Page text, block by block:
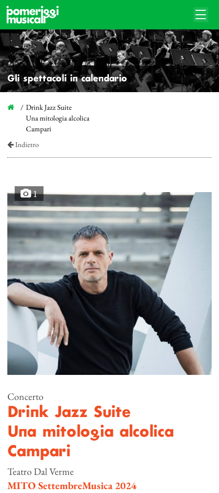
Gli spettacoli in calendario
Drink Jazz Suite
Una mitologia alcolica
Campari
Indietro
1
Concerto
Drink Jazz Suite
Una mitologia alcolica
Campari
Teatro Dal Verme
MITO SettembreMusica 2024